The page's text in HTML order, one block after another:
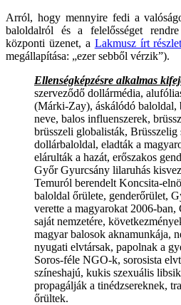
Arról, hogy mennyire fedi a
baloldalról és a felelősséget
központi üzenet, a Lakmusz írt
megállapítása: „ezer sebből vérzik”).
Ellenségképzésre alkalmas
szerveződő dollármédia,
(Márki-Zay), áskálódó baloldal,
neve, balos influenszerek,
brüsszeli globalisták, Brüsszelig
dollárbaloldal, eladták a
elárulták a hazát, erőszakos
Győr Gyurcsány lilaruhás
Temuról berendelt Koncsita-
baloldal őrülete, genderőrület,
verette a magyarokat 2006-ban,
saját nemzetére,
magyar balosok aknamunkája,
nyugati elvtársak, papolnak a
Soros-féle NGO-k, sorosista
színeshajú, kukis szexuális
propagálják a tinédzsereknek,
őrültek.